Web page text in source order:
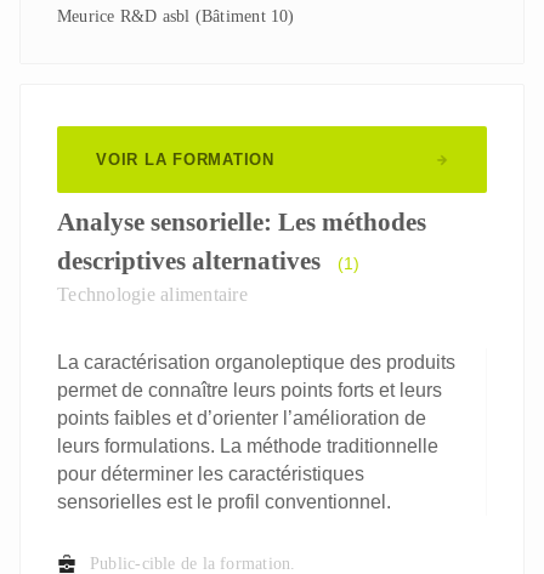
Meurice R&D asbl (Bâtiment 10)
VOIR LA FORMATION
Analyse sensorielle: Les méthodes
descriptives alternatives
(1)
Technologie alimentaire
La caractérisation organoleptique des produits
permet de connaître leurs points forts et leurs
points faibles et d’orienter l’amélioration de
leurs formulations. La méthode traditionnelle
pour déterminer les caractéristiques
sensorielles est le profil conventionnel.
Public-cible de la formation.